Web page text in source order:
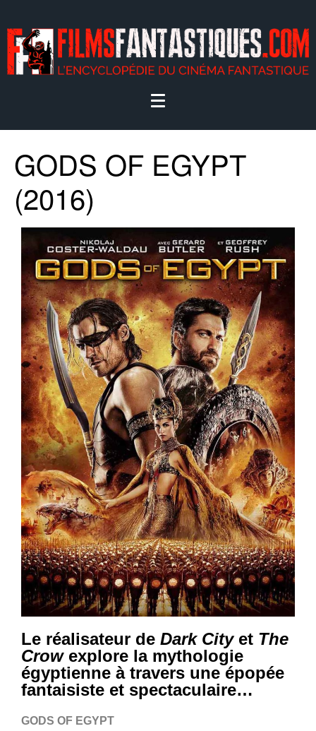
GODS OF EGYPT
(2016)
Le réalisateur de Dark Cityet The
Crowexplore la mythologie
égyptienne à travers une épopée
fantaisiste et spectaculaire…
GODS OF EGYPT